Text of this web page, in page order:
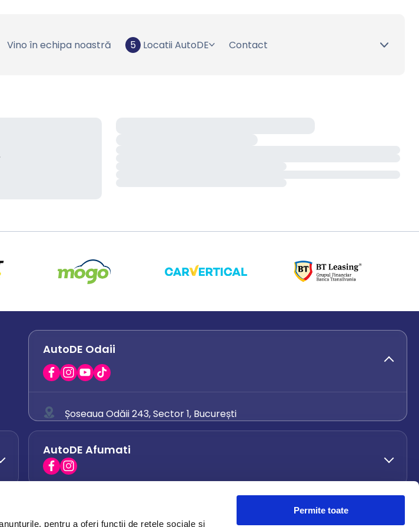
pentru a oferi funcții de rețele sociale și
Permite toate
Vino în echipa noastră 5 Locatii AutoDE Contact
AutoDE Odaii
Șoseaua Odăii 243, Sector 1, București
0742 444 194
office.odaii@autode.ro
AutoDE Afumati